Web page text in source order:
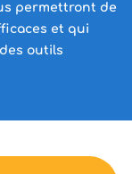
permettront de
et qui
outils